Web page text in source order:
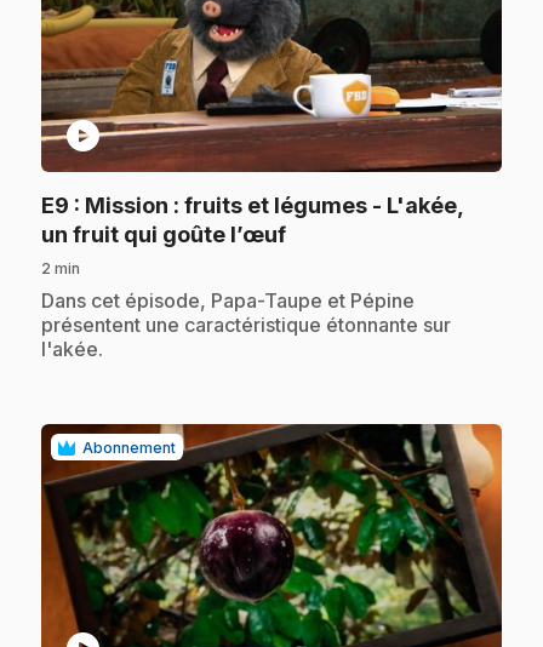
play_circle
E9 : Mission : fruits et légumes - L'akée,
un fruit qui goûte l’œuf.
2 min
.Dans cet épisode, Papa-Taupe et Pépine
présentent une caractéristique étonnante sur
l'akée.
Abonnement